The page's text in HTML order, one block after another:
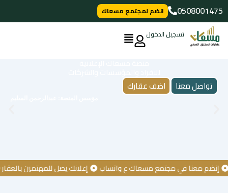
تخطي
إلى
المحتوى
0508001475
انضم لمجتمع مسعاك
تسجيل الدخول
تواصل معنا اضف عقارك
معنا في مجتمع مسعاك ع واتساب إعلانك يصل للمهتمين بالعقار